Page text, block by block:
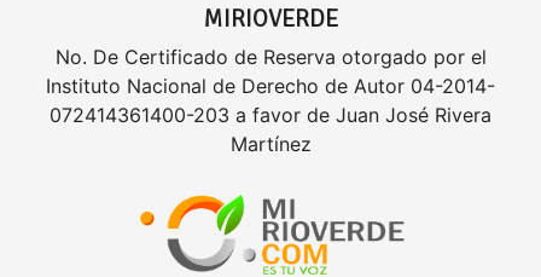
MIRIOVERDE
No. De Certificado de Reserva otorgado por el
Instituto Nacional de Derecho de Autor 04-2014-
072414361400-203 a favor de Juan José Rivera
Martínez